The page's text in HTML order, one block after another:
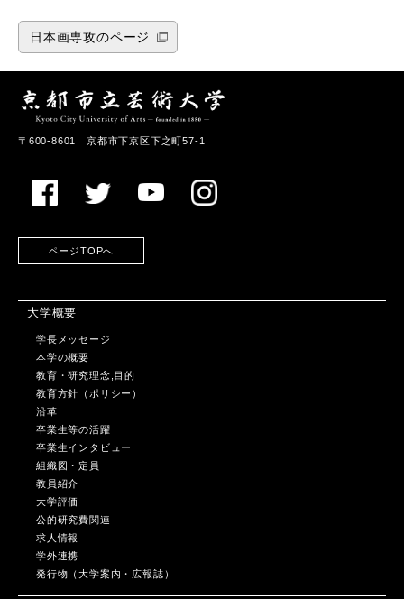
日本画専攻のページ
〒600-8601 京都市下京区下之町57-1
ページTOPへ
大学概要
学長メッセージ
本学の概要
教育・研究理念,目的
教育方針（ポリシー）
沿革
卒業生等の活躍
卒業生インタビュー
組織図・定員
教員紹介
大学評価
公的研究費関連
求人情報
学外連携
発行物（大学案内・広報誌）